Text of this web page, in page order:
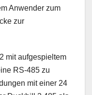
Anwender zum
zur
mit aufgespieltem
RS-485 zu
mit einer 24